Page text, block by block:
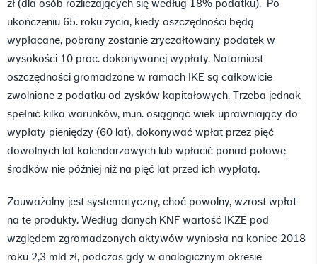
zł (dla osób rozliczających się według 18% podatku). Po
ukończeniu 65. roku życia, kiedy oszczędności będą
wypłacane, pobrany zostanie zryczałtowany podatek w
wysokości 10 proc. dokonywanej wypłaty. Natomiast
oszczędności gromadzone w ramach IKE są całkowicie
zwolnione z podatku od zysków kapitałowych. Trzeba jednak
spełnić kilka warunków, m.in. osiągnąć wiek uprawniający do
wypłaty pieniędzy (60 lat), dokonywać wpłat przez pięć
dowolnych lat kalendarzowych lub wpłacić ponad połowę
środków nie później niż na pięć lat przed ich wypłatą.
Zauważalny jest systematyczny, choć powolny, wzrost wpłat
na te produkty. Według danych KNF wartość IKZE pod
względem zgromadzonych aktywów wyniosła na koniec 2018
roku 2,3 mld zł, podczas gdy w analogicznym okresie